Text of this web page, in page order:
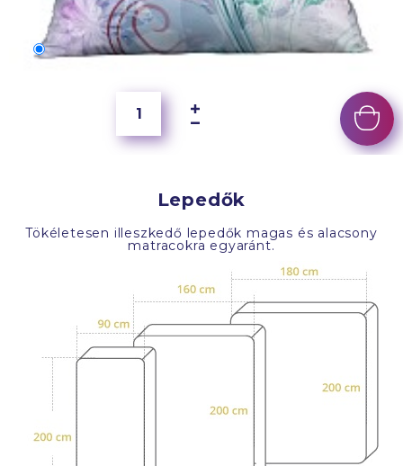
70x50 cm
Lepedők
Tökéletesen illeszkedő lepedők magas és alacsony
matracokra egyaránt.